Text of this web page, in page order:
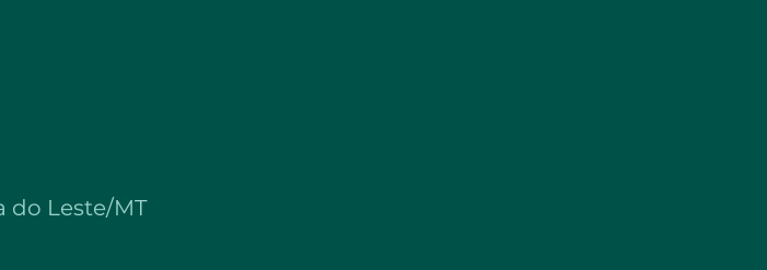
do Leste/MT